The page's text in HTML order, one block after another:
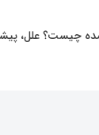
شده چیست؟ علل،